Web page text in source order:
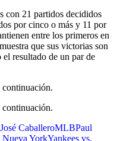
con 21 partidos decididos
por cinco o más y 11 por
entre los primeros en
que sus victorias son
resultado de un par de
continuación.
continuación.
José CaballeroMLBPaul
Nueva YorkYankees vs.